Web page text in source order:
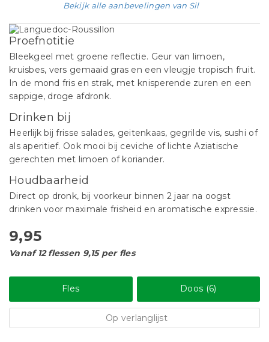
Bekijk alle aanbevelingen van Sil
Proefnotitie
Bleekgeel met groene reflectie. Geur van limoen,
kruisbes, vers gemaaid gras en een vleugje tropisch fruit.
In de mond fris en strak, met knisperende zuren en een
sappige, droge afdronk.
Drinken bij
Heerlijk bij frisse salades, geitenkaas, gegrilde vis, sushi of
als aperitief. Ook mooi bij ceviche of lichte Aziatische
gerechten met limoen of koriander.
Houdbaarheid
Direct op dronk, bij voorkeur binnen 2 jaar na oogst
drinken voor maximale frisheid en aromatische expressie.
9,95
Vanaf 12 flessen 9,15 per fles
Fles Doos (6)
Op verlanglijst